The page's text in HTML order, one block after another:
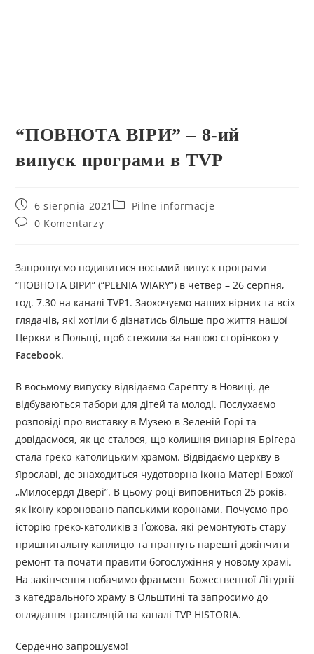
“ПОВНОТА ВІРИ” – 8-ий
випуск програми в TVP
6 sierpnia 2021
Pilne informacje
0 Komentarzy
Запрошуємо подивитися восьмий випуск програми
“ПОВНОТА ВІРИ” (“PEŁNIA WIARY”) в четвер – 26 серпня,
год. 7.30 на каналі TVP1. Заохочуємо наших вірних та всіх
глядачів, які хотіли б дізнатись більше про життя нашої
Церкви в Польщі, щоб стежили за нашою сторінкою у
Facebook.
В восьмому випуску відвідаємо Сарепту в Новиці, де
відбуваються табори для дітей та молоді. Послухаємо
розповіді про виставку в Музею в Зеленій Горі та
довідаємося, як це сталося, що колишня винарня Брігера
стала греко-католицьким храмом. Відвідаємо церкву в
Ярославі, де знаходиться чудотворна ікона Матері Божої
„Милосердя Двері”. В цьому році виповниться 25 років,
як ікону короновано папськими коронами. Почуємо про
історію греко-католиків з Ґожова, які ремонтують стару
пришпитальну каплицю та прагнуть нарешті докінчити
ремонт та почати правити богослужіння у новому храмі.
На закінчення побачимо фрагмент Божественної Літургії
з катедрального храму в Ольштині та запросимо до
оглядання трансляцій на каналі TVP HISTORIA.
Сердечно запрошуємо!